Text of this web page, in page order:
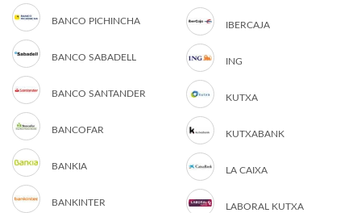
BANCO PICHINCHA
BANCO SABADELL
BANCO SANTANDER
BANCOFAR
BANKIA
BANKINTER
IBERCAJA
ING
KUTXA
KUTXABANK
LA CAIXA
LABORAL KUTXA